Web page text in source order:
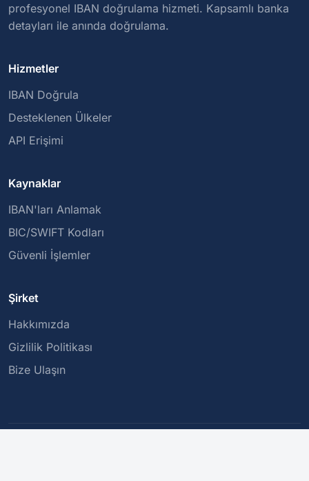
profesyonel IBAN doğrulama hizmeti. Kapsamlı banka
detayları ile anında doğrulama.
Hizmetler
IBAN Doğrula
Desteklenen Ülkeler
API Erişimi
Kaynaklar
IBAN'ları Anlamak
BIC/SWIFT Kodları
Güvenli İşlemler
Şirket
Hakkımızda
Gizlilik Politikası
Bize Ulaşın